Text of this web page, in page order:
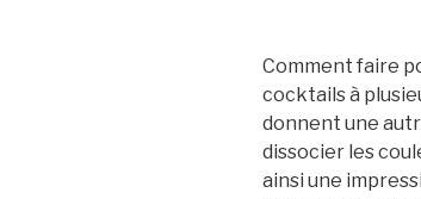
Comment faire
cocktails à
donnent une
dissocier les
ainsi une